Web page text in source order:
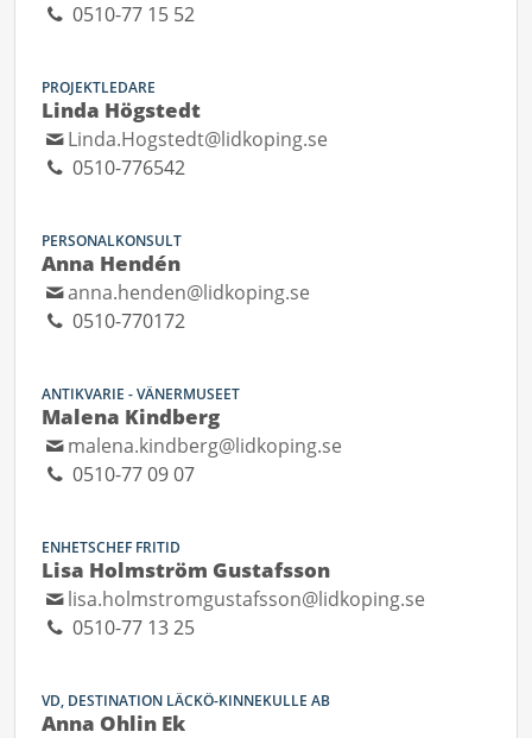
0510-77 15 52
PROJEKTLEDARE
Linda Högstedt
Linda.Hogstedt@lidkoping.se
0510-776542
PERSONALKONSULT
Anna Hendén
anna.henden@lidkoping.se
0510-770172
ANTIKVARIE - VÄNERMUSEET
Malena Kindberg
malena.kindberg@lidkoping.se
0510-77 09 07
ENHETSCHEF FRITID
Lisa Holmström Gustafsson
lisa.holmstromgustafsson@lidkoping.se
0510-77 13 25
VD, DESTINATION LÄCKÖ-KINNEKULLE AB
Anna Ohlin Ek